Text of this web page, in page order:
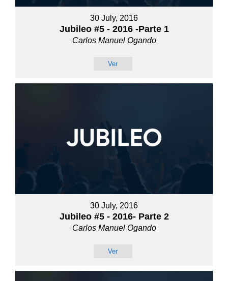
30 July, 2016
Jubileo #5 - 2016 -Parte 1
Carlos Manuel Ogando
Ver
30 July, 2016
Jubileo #5 - 2016- Parte 2
Carlos Manuel Ogando
Ver